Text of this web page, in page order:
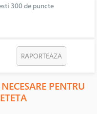
300 de puncte
RAPORTEAZA
PENTRU